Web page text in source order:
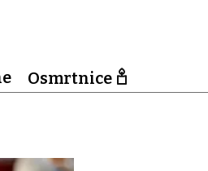
Osmrtnice